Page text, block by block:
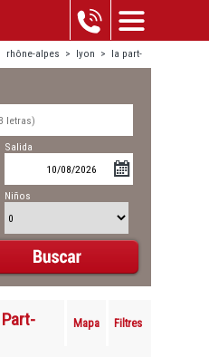
rhône-alpes > lyon > la part-
Salida
Niños
Mapa Filtres